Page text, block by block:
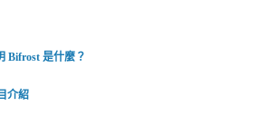
Bifrost 是什麼？
介紹